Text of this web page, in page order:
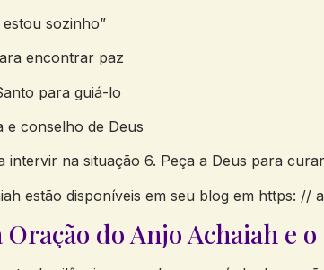
sozinho”
encontrar paz
para guiá-lo
e conselho de Deus
intervir na situação 6. Peça a Deus para
estão disponíveis em seu blog em https:
Oração do Anjo Achaiah e